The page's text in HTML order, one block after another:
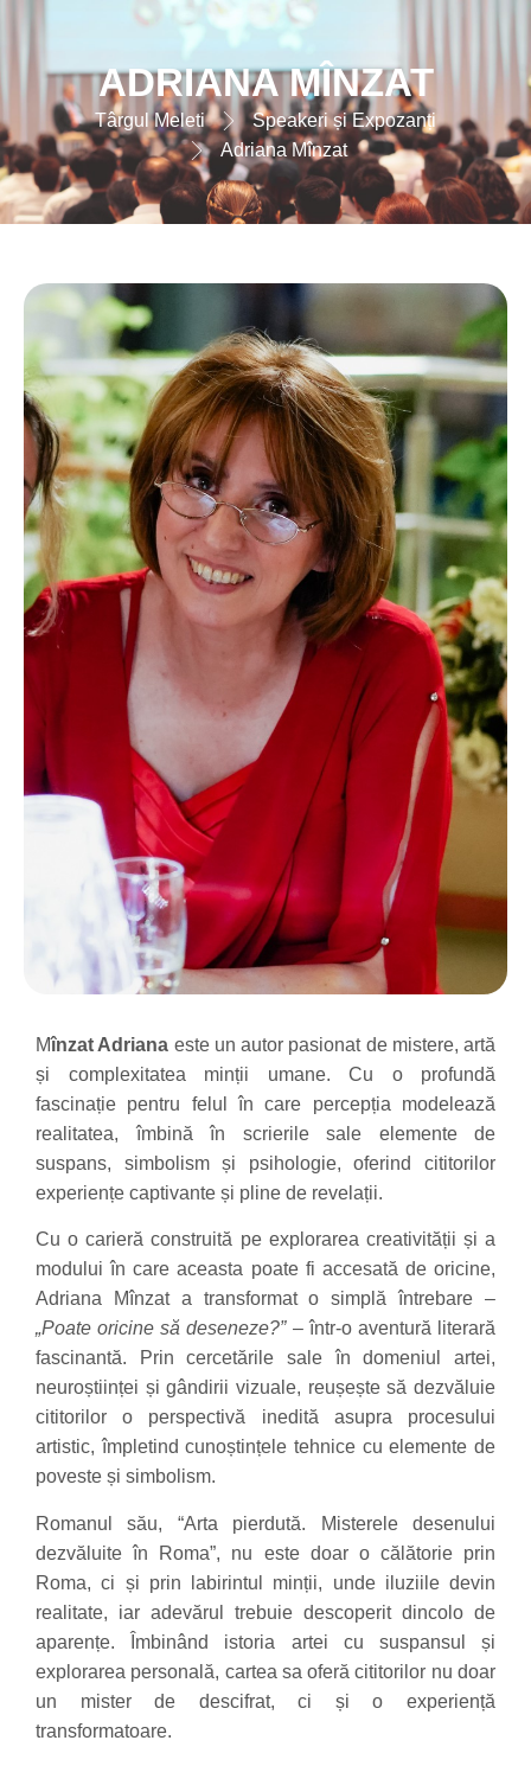
ADRIANA MÎNZAT
Târgul Meleti
Speakeri și Expozanți
Adriana Mînzat
Mînzat Adriana este un autor pasionat de mistere, artă
și complexitatea minții umane. Cu o profundă
fascinație pentru felul în care percepția modelează
realitatea, îmbină în scrierile sale elemente de
suspans, simbolism și psihologie, oferind cititorilor
experiențe captivante și pline de revelații.
Cu o carieră construită pe explorarea creativității și a
modului în care aceasta poate fi accesată de oricine,
Adriana Mînzat a transformat o simplă întrebare –
„Poate oricine să deseneze?”– într-o aventură literară
fascinantă. Prin cercetările sale în domeniul artei,
neuroștiinței și gândirii vizuale, reușește să dezvăluie
cititorilor o perspectivă inedită asupra procesului
artistic, împletind cunoștințele tehnice cu elemente de
poveste și simbolism.
Romanul său, “Arta pierdută. Misterele desenului
dezvăluite în Roma”, nu este doar o călătorie prin
Roma, ci și prin labirintul minții, unde iluziile devin
realitate, iar adevărul trebuie descoperit dincolo de
aparențe. Îmbinând istoria artei cu suspansul și
explorarea personală, cartea sa oferă cititorilor nu doar
un mister de descifrat, ci și o experiență
transformatoare.